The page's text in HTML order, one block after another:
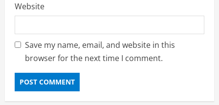
Website
Save my name, email, and website in this
browser for the next time I comment.